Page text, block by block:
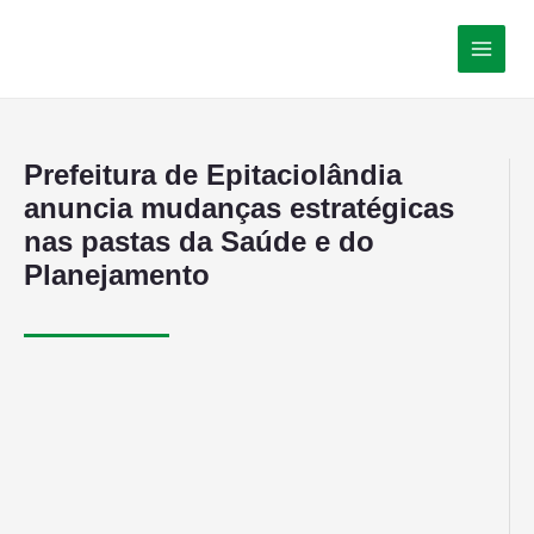
Prefeitura de Epitaciolândia
anuncia mudanças estratégicas
nas pastas da Saúde e do
Planejamento